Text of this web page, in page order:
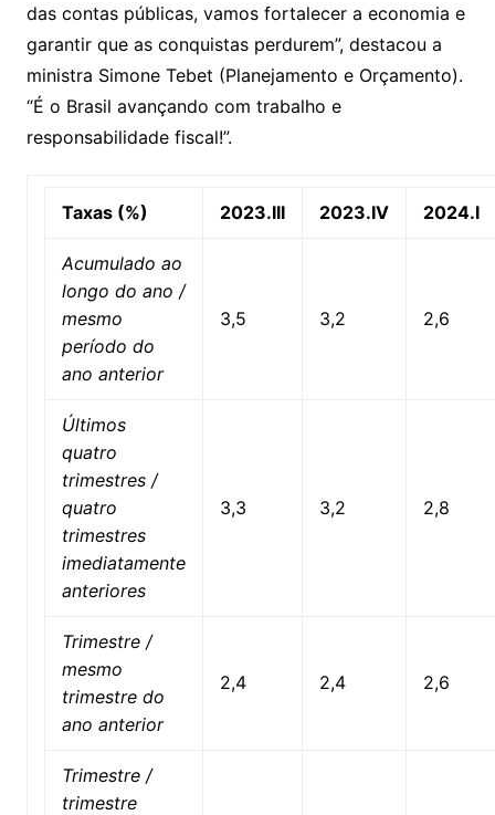
das contas públicas, vamos fortalecer a economia e
garantir que as conquistas perdurem”, destacou a
ministra Simone Tebet (Planejamento e Orçamento).
“É o Brasil avançando com trabalho e
responsabilidade fiscal!”.
Taxas (%) 2023.III 2023.IV 2024.I
Acumulado ao
longo do ano /
mesmo
período do
ano anterior
3,5 3,2 2,6
Últimos
quatro
trimestres /
quatro
trimestres
imediatamente
anteriores
3,3 3,2 2,8
Trimestre /
mesmo
trimestre do
ano anterior
2,4 2,4 2,6
Trimestre /
trimestre